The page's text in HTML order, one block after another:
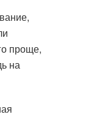
проще,
на